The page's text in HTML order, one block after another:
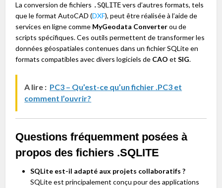
La conversion de fichiers .SQLITEvers d’autres formats, tels
que le format AutoCAD (DXF), peut être réalisée à l’aide de
services en ligne comme MyGeodata Converterou de
scripts spécifiques. Ces outils permettent de transformer les
données géospatiales contenues dans un fichier SQLite en
formats compatibles avec divers logiciels de CAO etSIG.
A lire : PC3 – Qu’est-ce qu’un fichier .PC3 et
comment l’ouvrir?
Questions fréquemment posées à
propos des fichiers .SQLITE
SQLite est-il adapté aux projets collaboratifs ?
SQLite est principalement conçu pour des applications